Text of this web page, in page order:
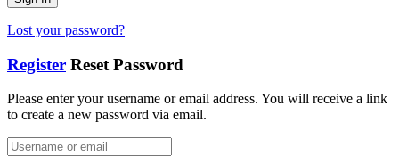
Lost your password?
Register Reset Password
Please enter your username or email address. You will receive a link
to create a new password via email.